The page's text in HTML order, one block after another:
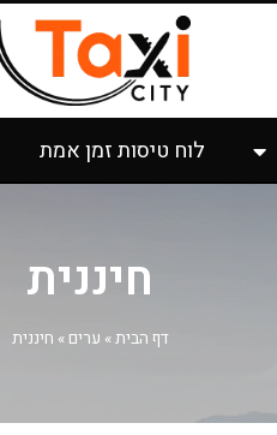
לוח טיסות זמן אמת
חיננית
דף הבית» ערים » חיננית